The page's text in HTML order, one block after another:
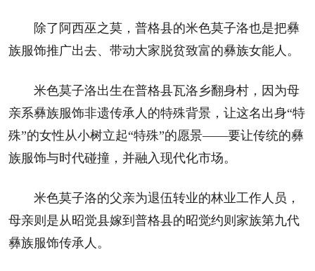
除了阿西巫之莫，普格县的米色莫子洛也是把彝
族服饰推广出去、带动大家脱贫致富的彝族女能人。
米色莫子洛出生在普格县瓦洛乡翻身村，因为母
亲系彝族服饰非遗传承人的特殊背景，让这名出身“特
殊”的女性从小树立起“特殊”的愿景——要让传统的彝
族服饰与时代碰撞，并融入现代化市场。
米色莫子洛的父亲为退伍转业的林业工作人员，
母亲则是从昭觉县嫁到普格县的昭觉约则家族第九代
彝族服饰传承人。